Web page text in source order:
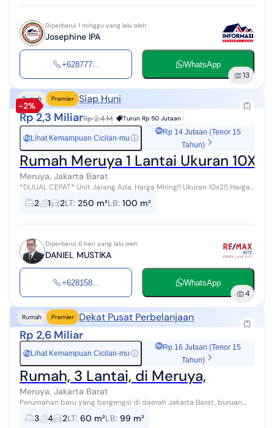
Diperbarui 1 minggu yang lalu oleh
Josephine IPA
+628777... WhatsApp
13
-2%
Rumah Premier Siap Huni
Rp 2,3 MiliarRp 2.4 M Turun Rp 50 Jutaan
Rp Lihat Kemampuan Cicilan-mu ⓘ
Rp 14 Jutaan (Tenor 15
Tahun)
Rumah Meruya 1 Lantai Ukuran
Meruya, Jakarta Barat
*DIJUAL CEPAT* Unit Jarang Ada, Harga Miring!! Ukuran 10x25 Harga
Menarik Rumah Meruya Selatan Kembangan Jakarta Barat SHM
Uk.LT.250 m² ...
2 1 2LT: 250 m²LB: 100 m²
Diperbarui 6 hari yang lalu oleh
DANIEL MUSTIKA
+628158... WhatsApp
4
Rumah Premier Dekat Pusat Perbelanjaan
Rp 2,6 Miliar
Rp Lihat Kemampuan Cicilan-mu ⓘ
Rp 16 Jutaan (Tenor 15
Tahun)
Rumah, 3 Lantai, di Meruya,
Meruya, Jakarta Barat
Perumahan baru yang bergengsi di daerah Jakarta Barat, buruan
sebelum kehabisan , sudah ada PAM, Sports club, dekat ke.mall puri
indah dan st morit...
3 4 2LT: 60 m²LB: 99 m²